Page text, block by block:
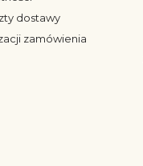
dostawy
zamówienia